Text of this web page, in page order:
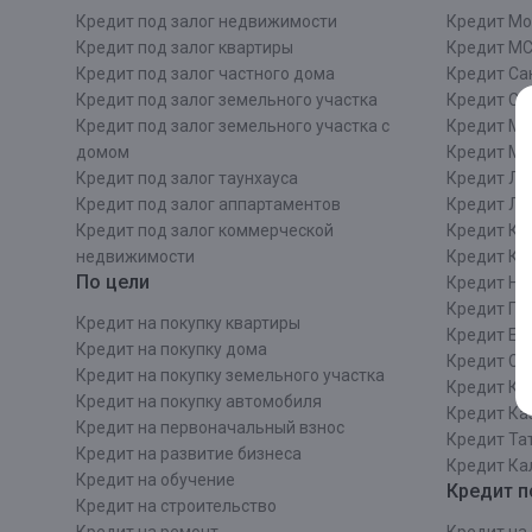
Кредит под залог недвижимости
Кредит под залог квартиры
Кредит под залог частного дома
Кредит под залог земельного участка
Кредит под залог земельного участка с
домом
Кредит под залог таунхауса
Кредит под залог аппартаментов
Кредит под залог коммерческой
недвижимости
По цели
Кредит на покупку квартиры
Кредит на покупку дома
Кредит на покупку земельного участка
Кредит на покупку автомобиля
Кредит на первоначальный взнос
Кредит на развитие бизнеса
Кредит на обучение
Кредит на строительcтво
Кредит
Кредит
Кредит
Кредит СПБ
Кредит
Кредит МО
Кредит
Кредит ЛО
Кредит
Кредит
Кредит
Кредит
Кредит
Кредит
Кредит
Кредит
Кредит
Кредит
Кредит